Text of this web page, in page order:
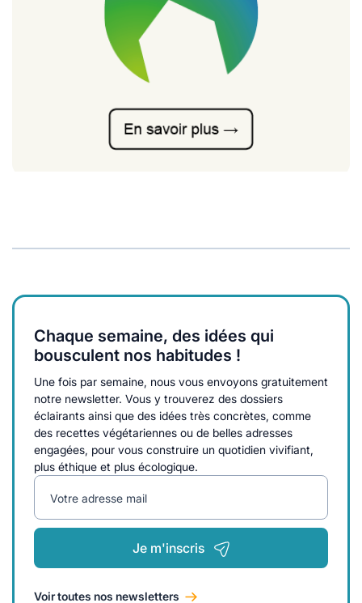
Chaque semaine, des idées qui
bousculent nos habitudes !
Une fois par semaine, nous vous envoyons gratuitement
notre newsletter. Vous y trouverez des dossiers
éclairants ainsi que des idées très concrètes, comme
des recettes végétariennes ou de belles adresses
engagées, pour vous construire un quotidien vivifiant,
plus éthique et plus écologique.
Votre adresse mail
Je m'inscris
Voir toutes nos newsletters